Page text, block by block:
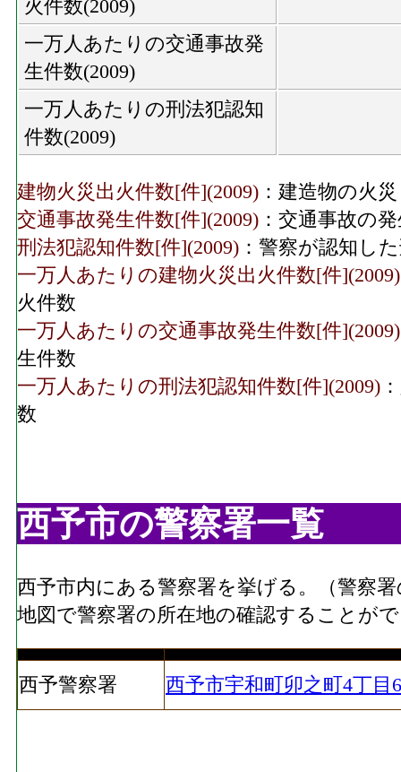
火件数(2009)
一万人あたりの交通事故発
生件数(2009)
一万人あたりの刑法犯認知
件数(2009)
建物火災出火件数[件](2009) ：建造物の火
交通事故発生件数[件](2009) ：交通事故の
刑法犯認知件数[件](2009) ：警察が認知し
一万人あたりの建物火災出火件数[件](2009)
火件数
一万人あたりの交通事故発生件数[件](2009)
生件数
一万人あたりの刑法犯認知件数[件](2009)
数
西予市の警察署一覧
西予市内にある警察署を挙げる。（警察
地図で警察署の所在地の確認することが
西予警察署 西予市宇和町卯之町4丁目